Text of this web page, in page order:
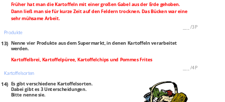
Früher hat man die Kartoffeln mit einer großen Gabel aus der Erde gehoben.
Dann ließ man sie für kurze Zeit auf den Feldern trocknen. Das Bücken war eine
sehr mühsame Arbeit.
/3P
Produkte
13) Nenne vier Produkte aus dem Supermarkt, in denen Kartoffeln verarbeitet
werden.
Kartoffelbrei, Kartoffelpüree, Kartoffelchips und Pommes Frites
/4P
Kartoffelsorten
14) Es gibt verschiedene Kartoffelsorten.
Dabei gibt es 3 Unterscheidungen.
Bitte nenne sie.